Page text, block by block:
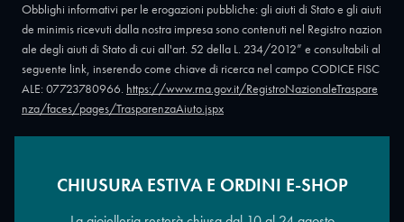
Obblighi informativi per le erogazioni pubbliche: gli aiuti di Stato e gli aiuti
de minimis ricevuti dalla nostra impresa sono contenuti nel Registro nazion
ale degli aiuti di Stato di cui all'art. 52 della L. 234/2012” e consultabili al
seguente link, inserendo come chiave di ricerca nel campo CODICE FISC
ALE: 07723780966. https://www.rna.gov.it/RegistroNazionaleTraspare
nza/faces/pages/TrasparenzaAiuto.jspx
Copyright © 2026 - Oreficeria Enrico Sali Conti e C. snc - Partita IVA
CHIUSURA ESTIVA E ORDINI E-SHOP